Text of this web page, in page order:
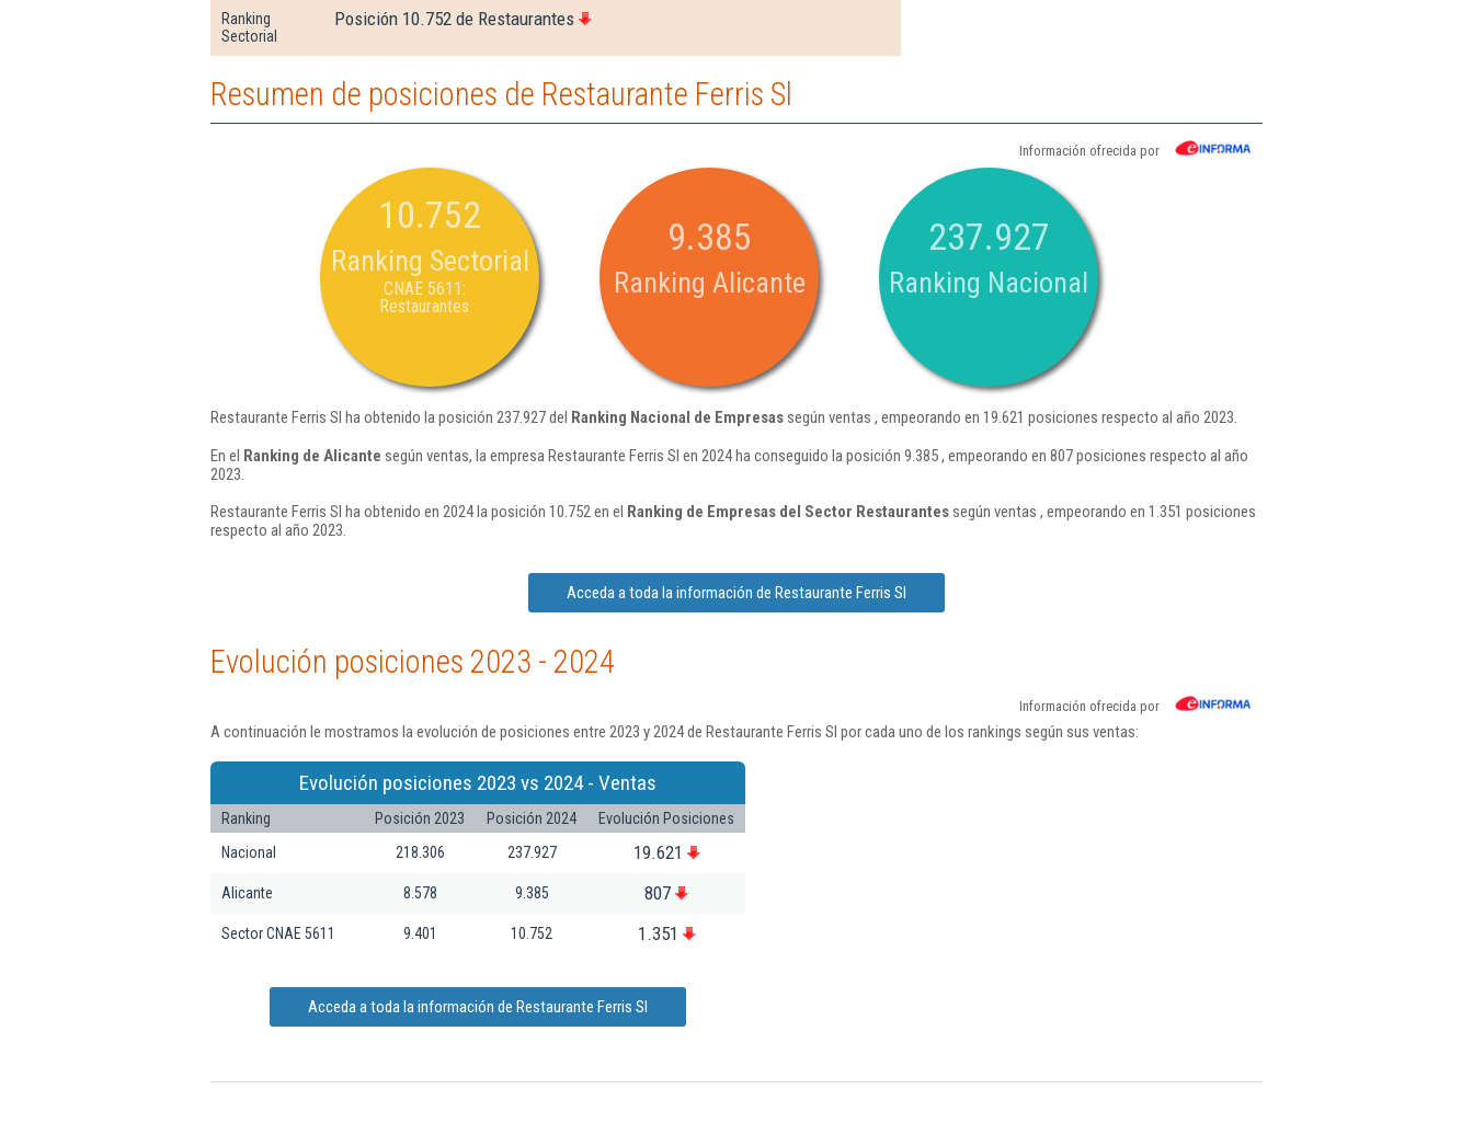
Ranking
Sectorial
Posición 10.752 de Restaurantes
Resumen de posiciones de Restaurante Ferris Sl
Información ofrecida por
10.752
Ranking Sectorial
CNAE 5611:
Restaurantes
9.385
Ranking Alicante
237.927
Ranking Nacional
Restaurante Ferris Sl ha obtenido la posición 237.927 del Ranking Nacional de Empresassegún ventas , empeorando en 19.621 posiciones respecto al año 2023.
En el Ranking de Alicante según ventas, la empresa Restaurante Ferris Sl en 2024 ha conseguido la posición 9.385 , empeorando en 807 posiciones respecto al año
2023.
Restaurante Ferris Sl ha obtenido en 2024 la posición 10.752 en el Ranking de Empresas del Sector Restaurantessegún ventas , empeorando en 1.351 posiciones
respecto al año 2023.
Acceda a toda la información de Restaurante Ferris Sl
Evolución posiciones 2023 - 2024
Información ofrecida por
A continuación le mostramos la evolución de posiciones entre 2023 y 2024 de Restaurante Ferris Sl por cada uno de los rankings según sus ventas:
Evolución posiciones 2023 vs 2024 - Ventas
Ranking Posición 2023 Posición 2024
Evolución Posiciones
Nacional
218.306 237.927 19.621
Alicante 8.578 9.385 807
Sector CNAE 5611 9.401 10.752 1.351
Acceda a toda la información de Restaurante Ferris Sl